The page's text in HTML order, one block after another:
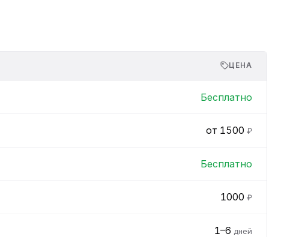
ЦЕНА
Бесплатно
от 1500 ₽
Бесплатно
1000 ₽
1–6 дней